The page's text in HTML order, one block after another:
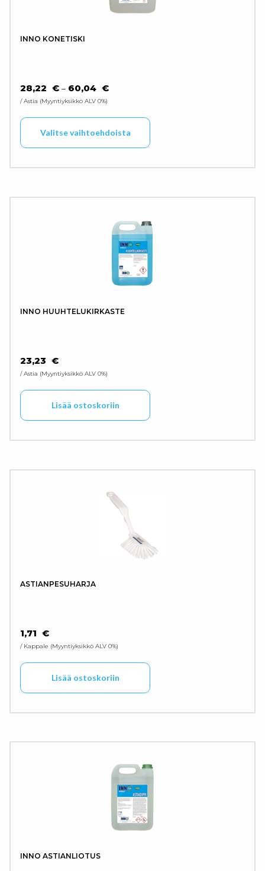
INNO KONETISKI
28,22 € – 60,04 €HINTALUOKKA: 28,22 € - 60,04 €
/ Astia Myyntiyksikkö ALV 0%
Valitse vaihtoehdoista
INNO HUUHTELUKIRKASTE
23,23 €
/ Astia Myyntiyksikkö ALV 0%
Lisää ostoskoriin
ASTIANPESUHARJA
1,71 €
/ Kappale Myyntiyksikkö ALV 0%
Lisää ostoskoriin
INNO ASTIANLIOTUS